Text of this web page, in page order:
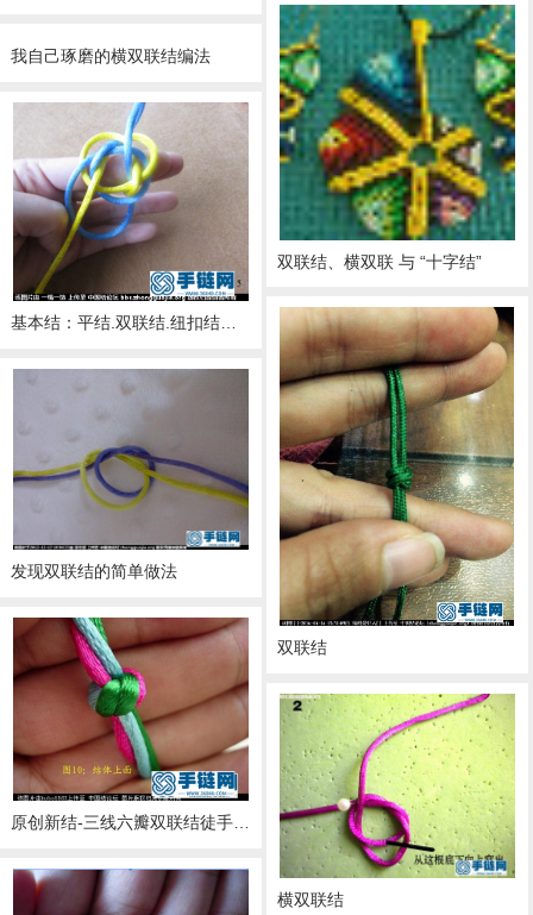
双联结、横双联 与 “十字结”
我自己琢磨的横双联结编法
基本结：平结.双联结.纽扣结制作教程
双联结
发现双联结的简单做法
原创新结-三线六瓣双联结徒手教程
横双联结